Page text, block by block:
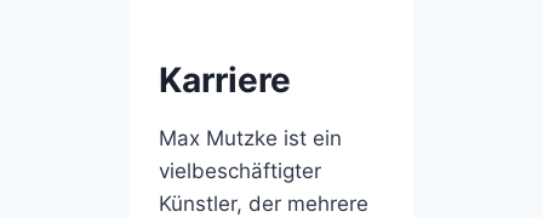
Karriere
Max Mutzke ist ein
vielbeschäftigter
Künstler, der mehrere